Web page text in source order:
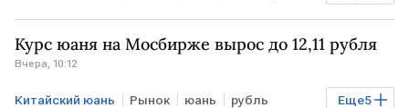
Торги рубль валюта Курсы валют
Курс юаня на Мосбирже вырос до 12,11 рубля
Вчера, 10:12
Еще5
Китайский юань Рынок юань рубль